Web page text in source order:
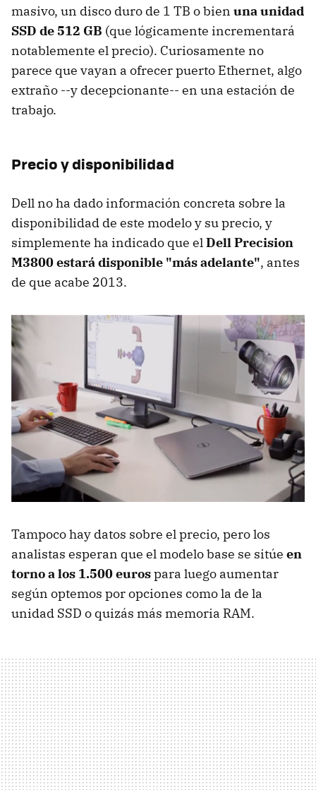
masivo, un disco duro de 1 TB o bien una unidad
SSD de 512 GB (que lógicamente incrementará
notablemente el precio). Curiosamente no
parece que vayan a ofrecer puerto Ethernet, algo
extraño --y decepcionante-- en una estación de
trabajo.
Precio y disponibilidad
Dell no ha dado información concreta sobre la
disponibilidad de este modelo y su precio, y
simplemente ha indicado que elDell Precision
M3800 estará disponible "más adelante", antes
de que acabe 2013.
Tampoco hay datos sobre el precio, pero los
analistas esperan que el modelo base se sitúe en
torno a los 1.500 eurospara luego aumentar
según optemos por opciones como la de la
unidad SSD o quizás más memoria RAM.